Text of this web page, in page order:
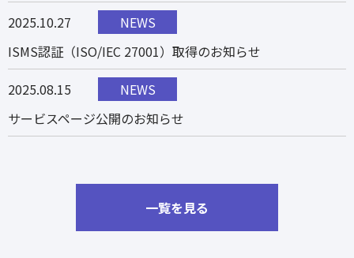
2025.10.27
NEWS
ISMS認証（ISO/IEC 27001）取得のお知らせ
2025.08.15
NEWS
サービスページ公開のお知らせ
一覧を見る